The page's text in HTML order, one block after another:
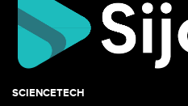
SCIENCETECH